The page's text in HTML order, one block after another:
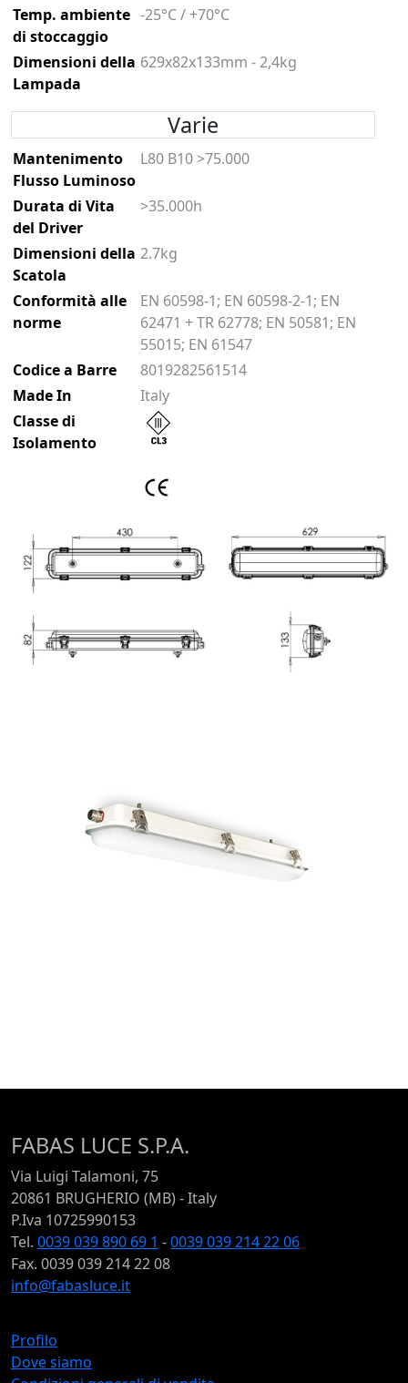
Temp. ambiente
di stoccaggio
-25°C / +70°C
Dimensioni della
Lampada
629x82x133mm - 2,4kg
Varie
Mantenimento
Flusso Luminoso
L80 B10 >75.000
Durata di Vita
del Driver
>35.000h
Dimensioni della
Scatola
2.7kg
Conformità alle
norme
EN 60598-1; EN 60598-2-1; EN
62471 + TR 62778; EN 50581; EN
55015; EN 61547
Codice a Barre
8019282561514
Made In
Italy
Classe di
Isolamento
FABAS LUCE S.P.A.
Via Luigi Talamoni, 75
20861 BRUGHERIO (MB) - Italy
P.Iva 10725990153
Tel. 0039 039 890 69 1 -0039 039 214 22 06
Fax. 0039 039 214 22 08
info@fabasluce.it
Profilo
Dove siamo